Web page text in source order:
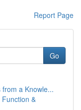
Report Page
Go
a Knowle...
Function &